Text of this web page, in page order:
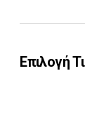
Rafale
Επιλογή